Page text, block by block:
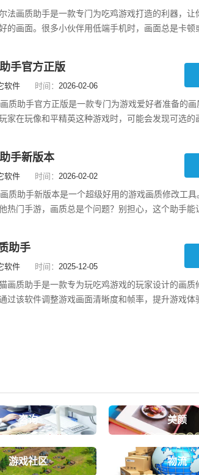
法画质助手是一款专门为吃鸡游戏打造的利器，让
的画面。很多小伙伴用低端手机时，画面总是卡顿
使用起来也很简单，打开软件后选个想改的游
手官方正版
软件 时间： 2026-02-06
质助手官方正版是一款专门为游戏爱好者准备的画
家在玩像和平精英这种游戏时，可能会发现可选的
管是想要高分辨率还是流畅体验，都没问题。用
手新版本
软件 时间： 2026-02-02
质助手新版本是一个超级好用的游戏画质修改工
热门手游，画质总是个问题？别担心，这个助手能
而且支持的游戏也很多，比如《蛋仔派对》
助手
软件 时间： 2025-12-05
画质助手是一款专为玩吃鸡游戏的玩家设计的画质
过该软件调整游戏画面清晰度和帧率，提升游戏体
咨询 美颜
游戏社区 物流